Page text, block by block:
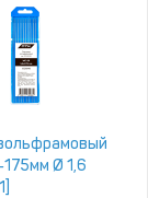
Ø 1,6